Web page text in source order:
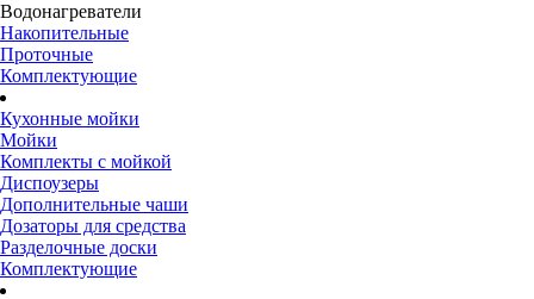
Водонагреватели
Накопительные
Проточные
Комплектующие
Кухонные мойки
Мойки
Комплекты с мойкой
Диспоузеры
Дополнительные чаши
Дозаторы для средства
Разделочные доски
Комплектующие